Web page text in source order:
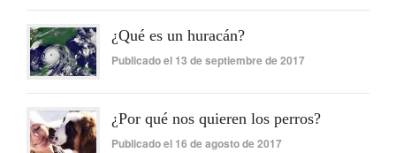
¿Qué es un huracán?
Publicado el 13 de septiembre de 2017
¿Por qué nos quieren los perros?
Publicado el 16 de agosto de 2017